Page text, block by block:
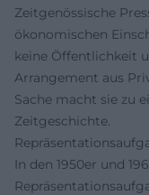
Zeitgenössische
ökonomischen
keine Öffentlichkeit
Arrangement aus
Sache macht sie zu
Zeitgeschichte.
In den 1950er und